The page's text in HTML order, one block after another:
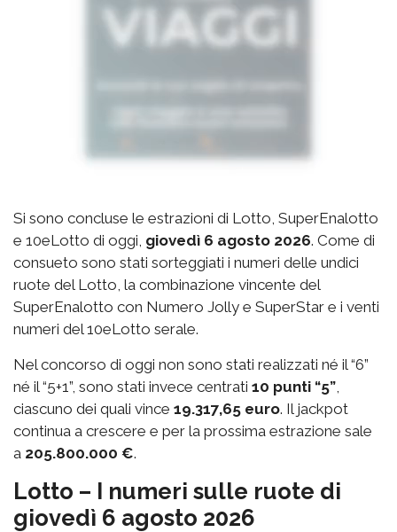
Si sono concluse le estrazioni di Lotto, SuperEnalotto
e 10eLotto di oggi, giovedì 6 agosto 2026. Come di
consueto sono stati sorteggiati i numeri delle undici
ruote del Lotto, la combinazione vincente del
SuperEnalotto con Numero Jolly e SuperStar e i venti
numeri del 10eLotto serale.
Nel concorso di oggi non sono stati realizzati né il “6”
né il “5+1”, sono stati invece centrati 10 punti “5”
ciascuno dei quali vince 19.317,65 euro. Il jackpot
continua a crescere e per la prossima estrazione sale
a 205.800.000 €.
Lotto – I numeri sulle ruote di
giovedì 6 agosto 2026